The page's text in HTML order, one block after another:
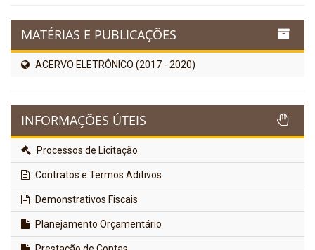
MATÉRIAS E PUBLICAÇÕES
ACERVO ELETRÔNICO (2017 - 2020)
INFORMAÇÕES ÚTEIS
Processos de Licitação
Contratos e Termos Aditivos
Demonstrativos Fiscais
Planejamento Orçamentário